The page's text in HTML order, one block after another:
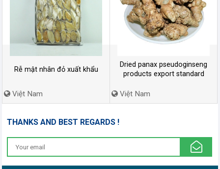
Rễ mật nhân đỏ xuất khẩu
Việt Nam
Dried panax pseudoginseng
products export standard
Việt Nam
THANKS AND BEST REGARDS !